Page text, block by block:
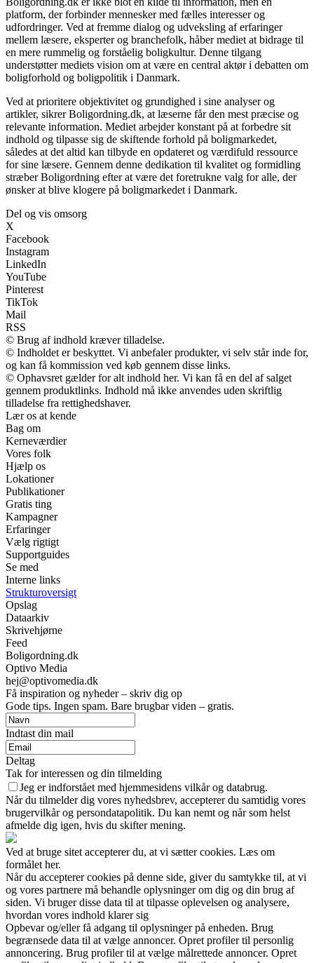
platform, der forbinder mennesker med fælles interesser og
udfordringer. Ved at fremme dialog og udveksling af erfaringer
mellem læsere, eksperter og branchefolk, håber mediet at bidrage til
en mere rummelig og forståelig boligkultur. Denne tilgang
understøtter mediets vision om at være en central aktør i debatten om
boligforhold og boligpolitik i Danmark.
Ved at prioritere objektivitet og grundighed i sine analyser og
artikler, sikrer Boligordning.dk, at læserne får den mest præcise og
relevante information. Mediet arbejder konstant på at forbedre sit
indhold og tilpasse sig de skiftende forhold på boligmarkedet,
således at det altid kan tilbyde en opdateret og værdifuld ressource
for sine læsere. Gennem denne dedikation til kvalitet og formidling
stræber Boligordning efter at være det foretrukne valg for alle, der
ønsker at blive klogere på boligmarkedet i Danmark.
Del og vis omsorg
X
Facebook
Instagram
LinkedIn
YouTube
Pinterest
TikTok
Mail
RSS
© Brug af indhold kræver tilladelse.
© Indholdet er beskyttet. Vi anbefaler produkter, vi selv står inde for,
og kan få kommission ved køb gennem disse links.
© Ophavsret gælder for alt indhold her. Vi kan få en del af salget
gennem produktlinks. Indhold må ikke anvendes uden skriftlig
tilladelse fra rettighedshaver.
Lær os at kende
Bag om
Kerneværdier
Vores folk
Hjælp os
Lokationer
Publikationer
Gratis ting
Kampagner
Erfaringer
Vælg rigtigt
Supportguides
Se med
Interne links
Strukturoversigt
Opslag
Dataarkiv
Skrivehjørne
Feed
Boligordning.dk
Optivo Media
hej@optivomedia.dk
Få inspiration og nyheder – skriv dig op
Gode tips. Ingen spam. Bare brugbar viden – gratis.
Indtast din mail
Deltag
Tak for interessen og din tilmelding
Jeg er indforstået med hjemmesidens vilkår og databrug.
Når du tilmelder dig vores nyhedsbrev, accepterer du samtidig vores
brugervilkår og persondatapolitik. Du kan nemt og når som helst
afmelde dig igen, hvis du skifter mening.
Ved at bruge sitet accepterer du, at vi sætter cookies. Læs om
formålet her.
Når du accepterer cookies på denne side, giver du samtykke til, at vi
og vores partnere må behandle oplysninger om dig og din brug af
siden. Vi bruger disse data til at tilpasse oplevelsen og analysere,
hvordan vores indhold klarer sig
Opbevar og/eller få adgang til oplysninger på enheden. Brug
begrænsede data til at vælge annoncer. Opret profiler til personlig
annoncering. Brug profiler til at vælge målrettede annoncer. Opret